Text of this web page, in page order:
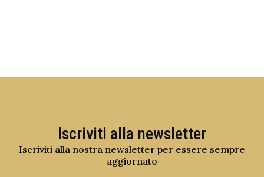
Iscriviti alla newsletter
Iscriviti alla nostra newsletter per essere sempre
aggiornato